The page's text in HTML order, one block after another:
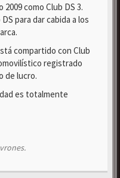
como Club DS 3.
para dar cabida a los
compartido con Club
registrado
de lucro.
es totalmente